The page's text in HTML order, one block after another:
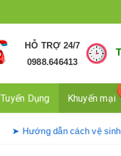
HỖ TRỢ 24/7
0988.646413
Tuyển Dụng Khuyến mại
➤ Hướng dẫn